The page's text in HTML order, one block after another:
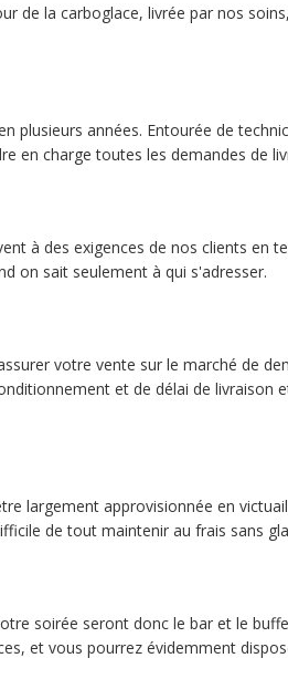
de la carboglace, livrée par nos
plusieurs années. Entourée de
en charge toutes les demandes de
à des exigences de nos clients en
on sait seulement à qui s'adresser.
votre vente sur le marché de
et de délai de
largement approvisionnée en
de tout maintenir au frais sans
soirée seront donc le bar et le
et vous pourrez évidemment